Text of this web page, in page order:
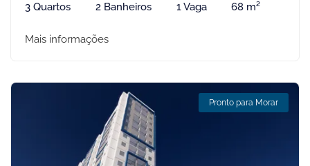
3 Quartos 2 Banheiros 1 Vaga 68 m²
Mais informações
Pronto para Morar